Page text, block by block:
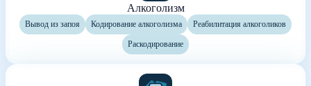
Алкоголизм
Вывод из запоя Кодирование алкоголизма Реабилитация алкоголиков
Раскодирование